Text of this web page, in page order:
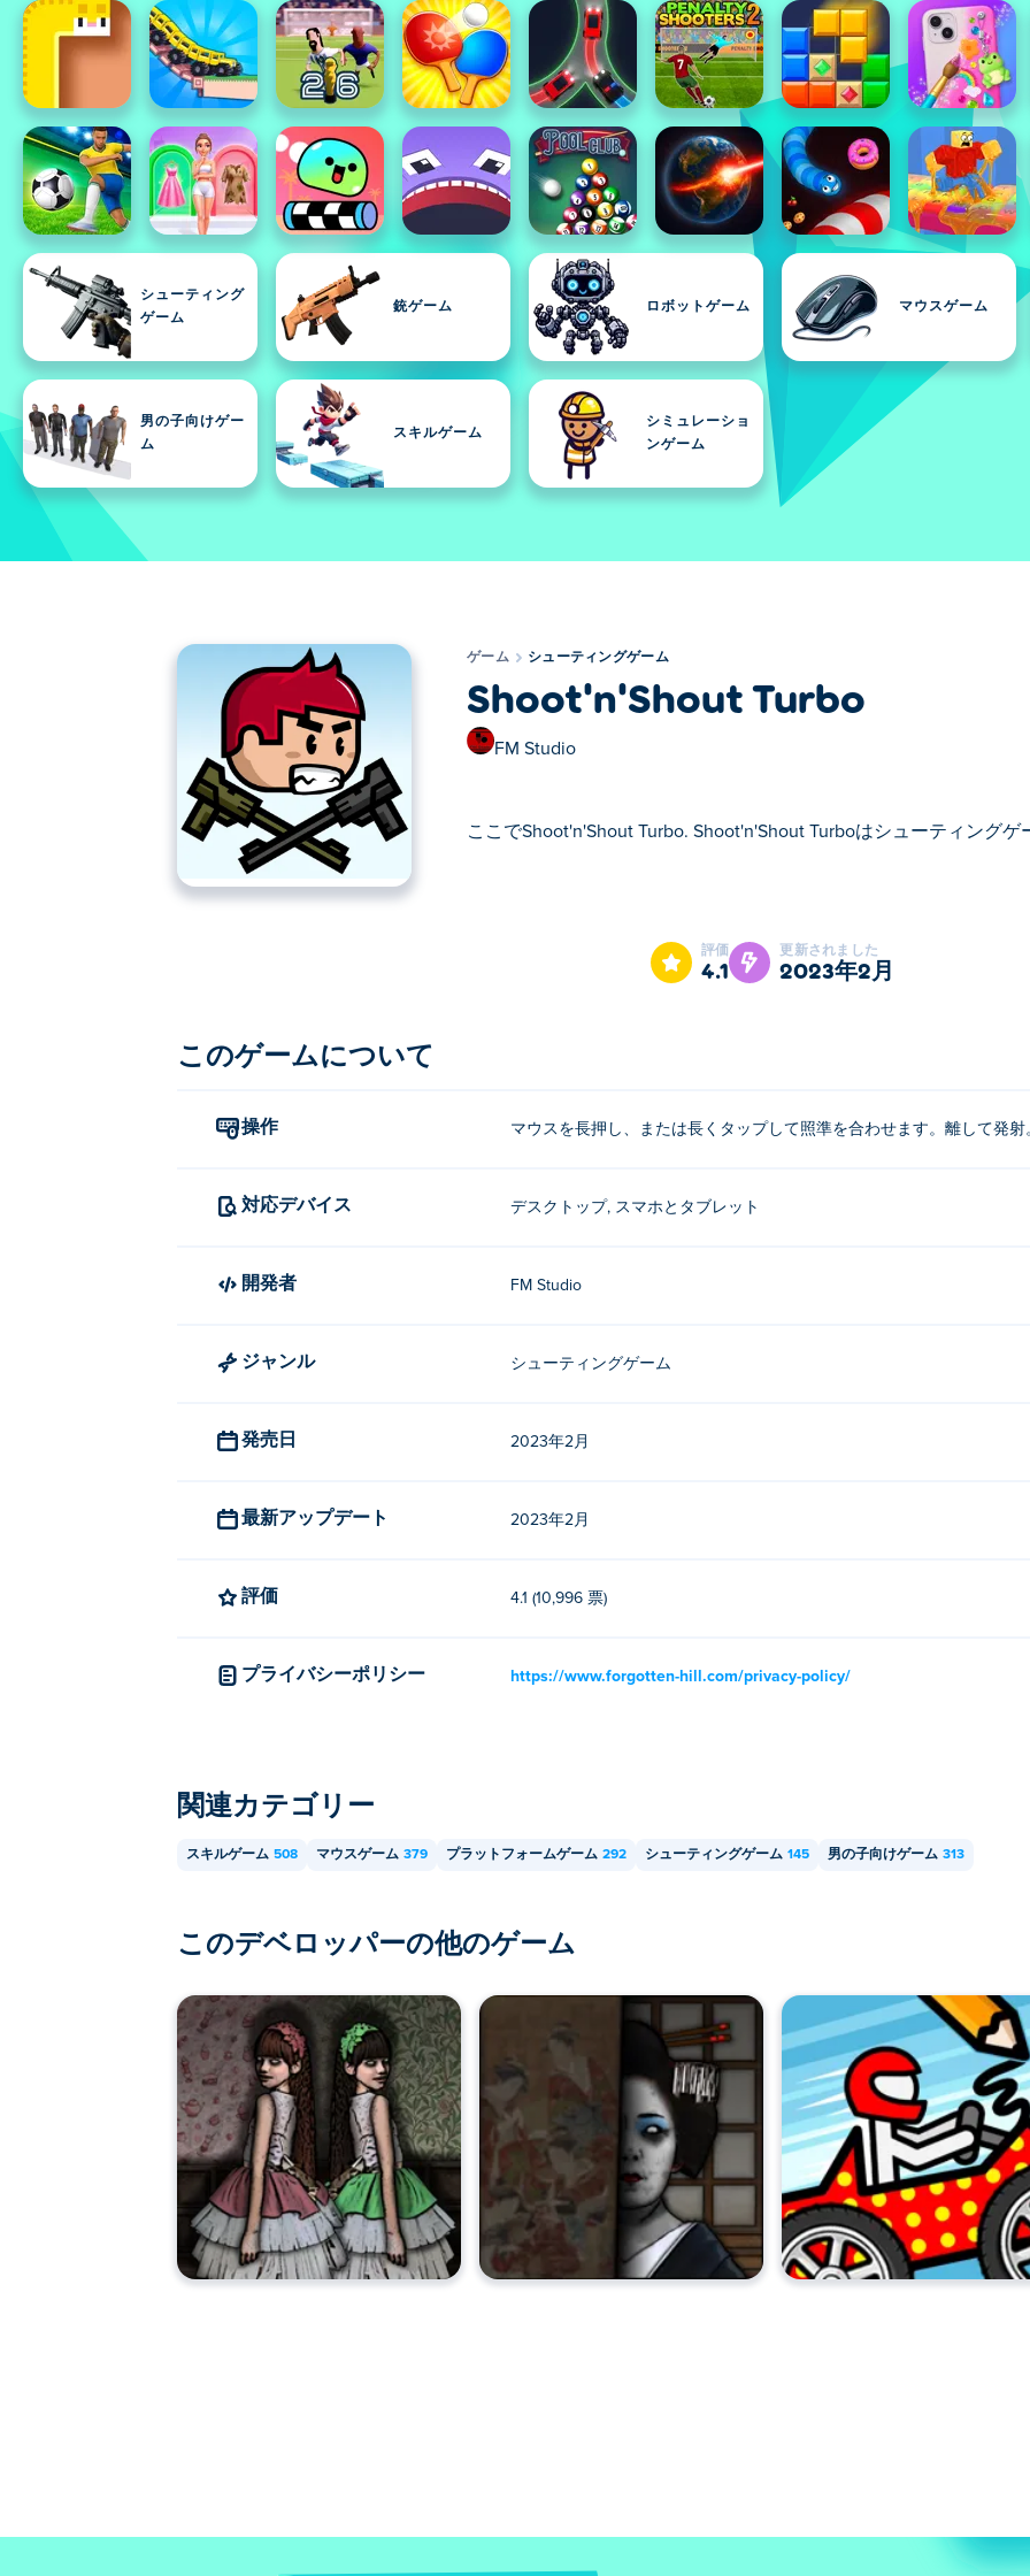
シューティング
ゲーム
銃ゲーム ロボットゲーム マウスゲーム
男の子向けゲー
ム
スキルゲーム
シミュレーショ
ンゲーム
ゲーム シューティングゲーム
Shoot'n'Shout Turbo
FM Studio
ここでShoot'n'Shout Turbo. Shoot'n'Shout Turboはシューティングゲ
ここでShoot'n'Shout Turbo. Shoot'n'Shout Turboはシューティングゲームのおすすめゲームです。
評価
4.1
更新されました
2023年2月
このゲームについて
操作 マウスを長押し、または長くタップして照準を合わせます。離して発射
対応デバイス デスクトップ, スマホとタブレット
開発者 FM Studio
ジャンル シューティングゲーム
発売日 2023年2月
最新アップデート 2023年2月
評価 4.1 (10,996 票)
プライバシーポリシー https://www.forgotten-hill.com/privacy-policy/
関連カテゴリー
スキルゲーム 508 マウスゲーム 379 プラットフォームゲーム 292 シューティングゲーム 145 男の子向けゲーム 313
このデベロッパーの他のゲーム